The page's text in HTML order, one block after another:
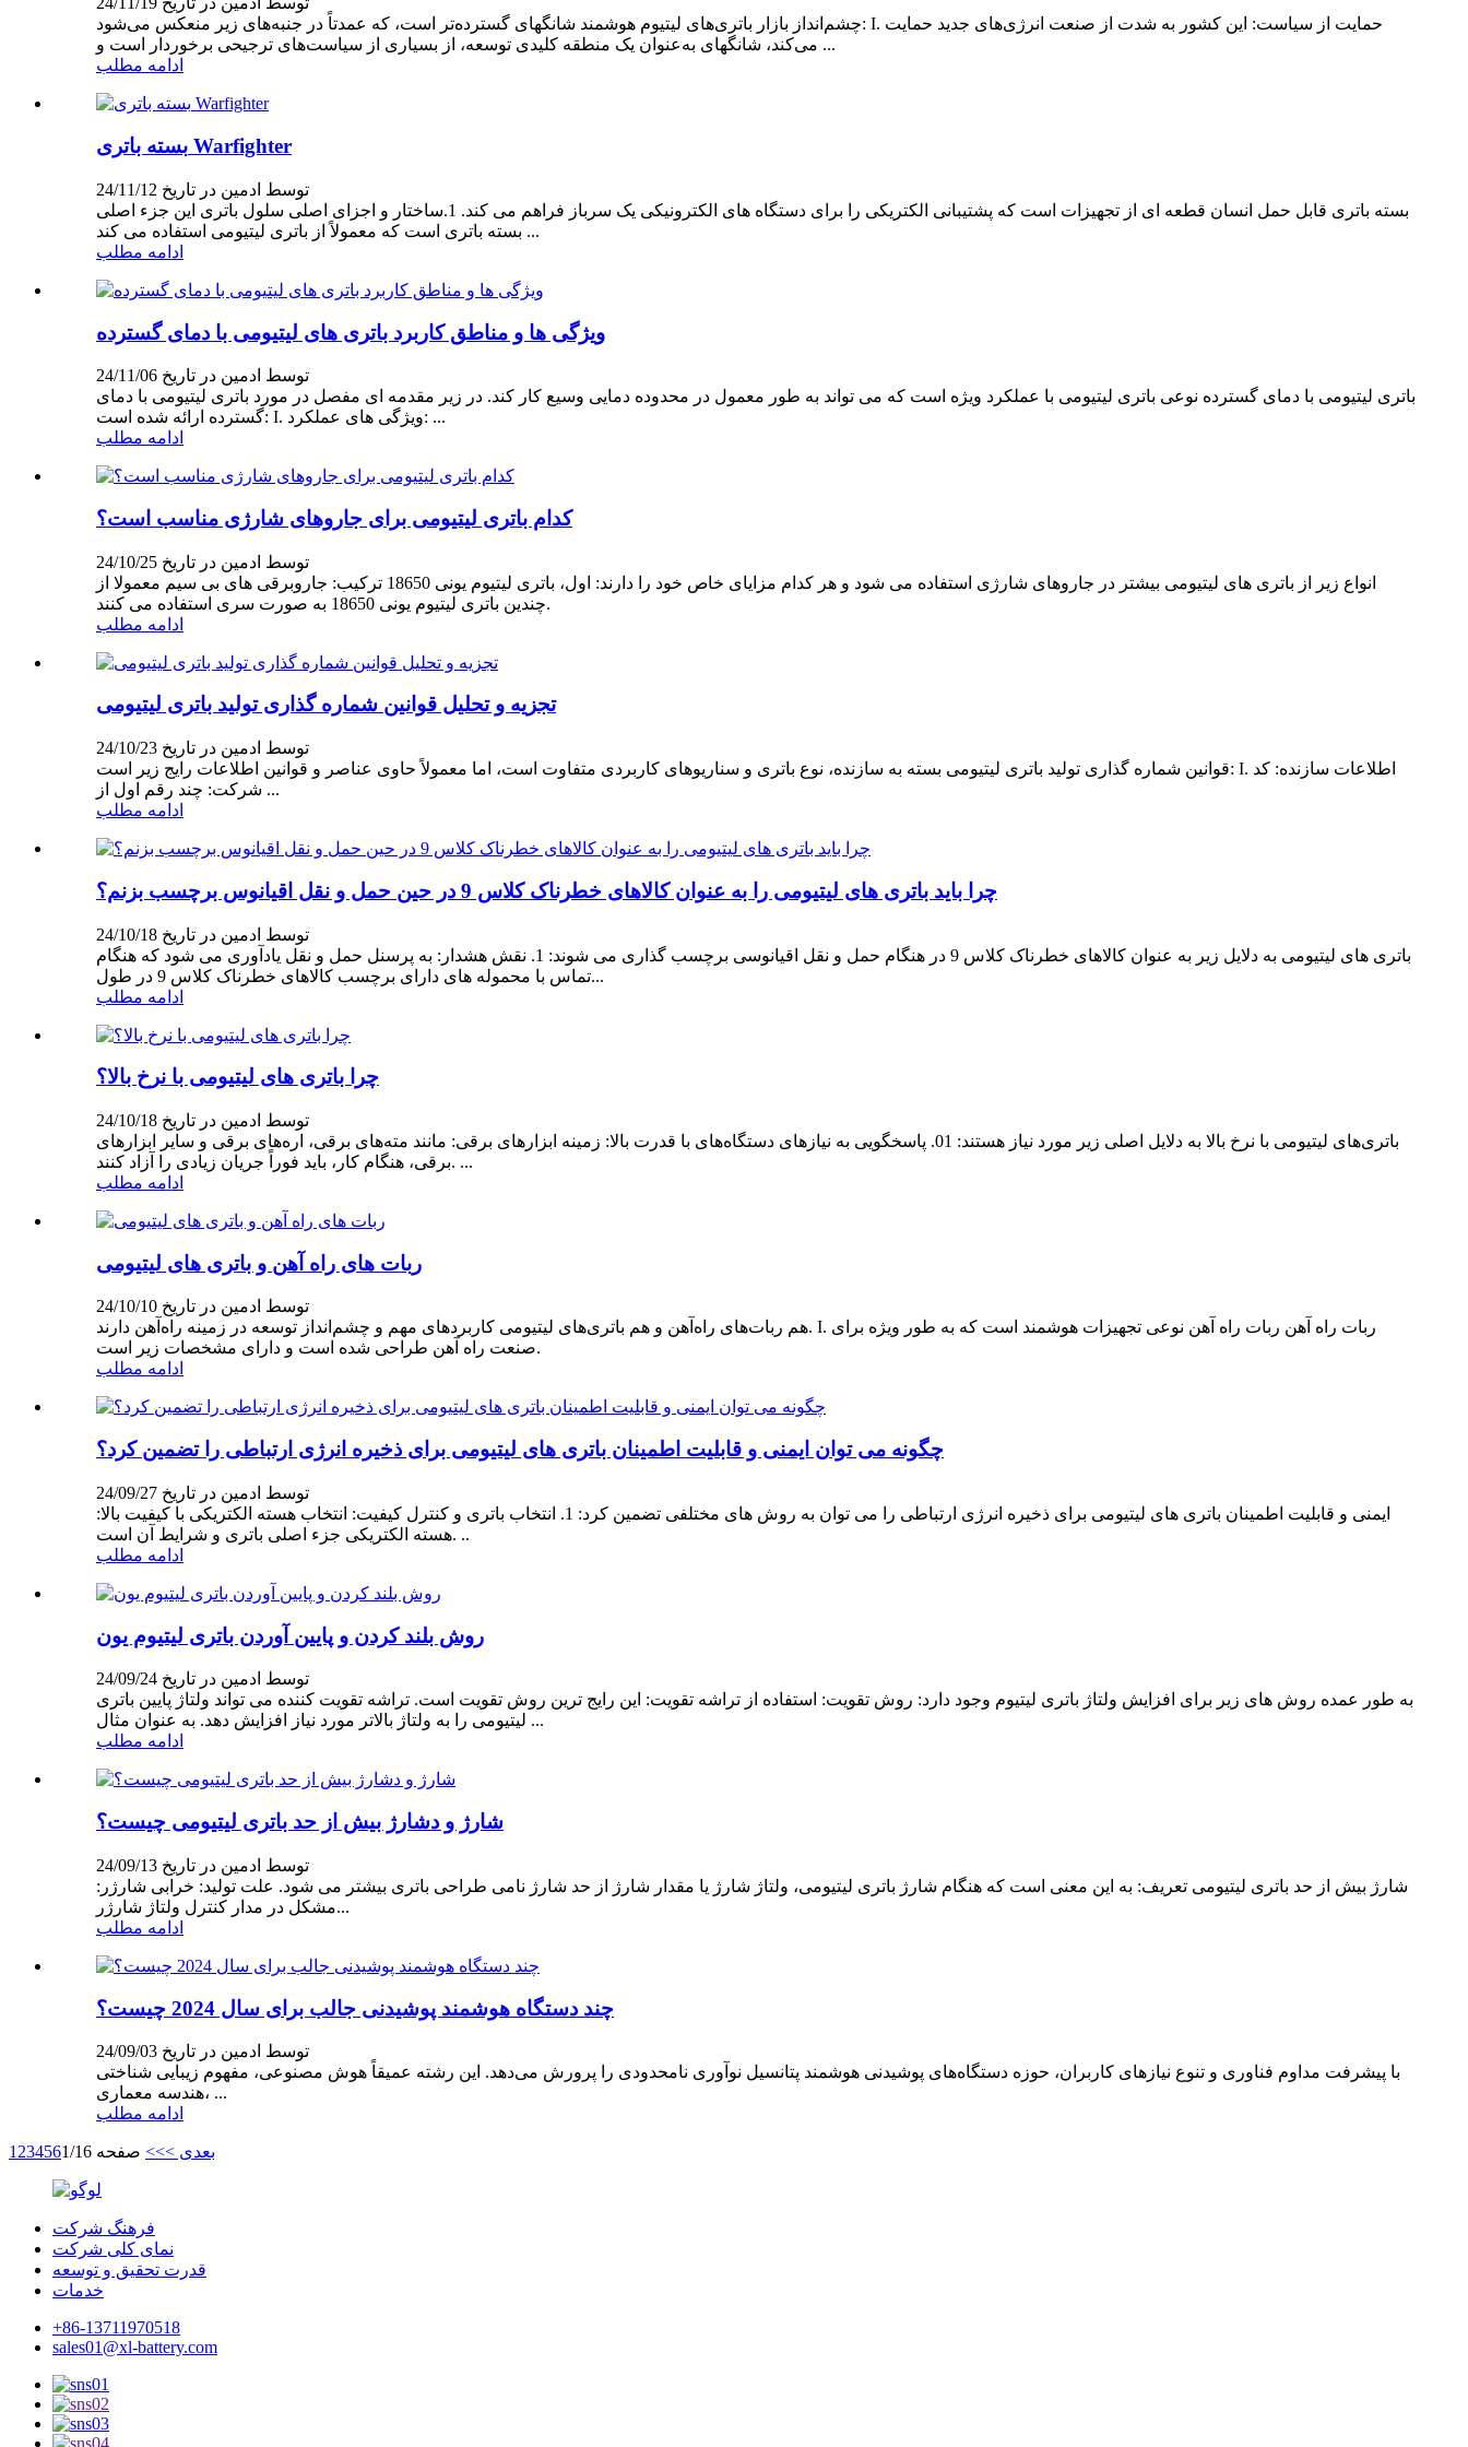
چشم‌انداز بازار باتری‌های لیتیوم هوشمند شانگهای گسترده‌تر است، که عمدتاً در جنبه‌های زیر منعکس می‌شود: I. حمایت از سیاست: این کشور به شدت از صنعت انرژی‌های جدید حمایت
می‌کند، شانگهای به‌عنوان یک منطقه کلیدی توسعه، از بسیاری از سیاست‌های ترجیحی برخوردار است و ...
ادامه مطلب
بسته باتری Warfighter
توسط ادمین در تاریخ 24/11/12
بسته باتری قابل حمل انسان قطعه ای از تجهیزات است که پشتیبانی الکتریکی را برای دستگاه های الکترونیکی یک سرباز فراهم می کند. 1.ساختار و اجزای اصلی سلول باتری این جزء اصلی
بسته باتری است که معمولاً از باتری لیتیومی استفاده می کند ...
ادامه مطلب
ویژگی ها و مناطق کاربرد باتری های لیتیومی با دمای گسترده
توسط ادمین در تاریخ 24/11/06
باتری لیتیومی با دمای گسترده نوعی باتری لیتیومی با عملکرد ویژه است که می تواند به طور معمول در محدوده دمایی وسیع کار کند. در زیر مقدمه ای مفصل در مورد باتری لیتیومی با دمای
گسترده ارائه شده است: I. ویژگی های عملکرد: ...
ادامه مطلب
کدام باتری لیتیومی برای جاروهای شارژی مناسب است؟
توسط ادمین در تاریخ 24/10/25
انواع زیر از باتری های لیتیومی بیشتر در جاروهای شارژی استفاده می شود و هر کدام مزایای خاص خود را دارند: اول، باتری لیتیوم یونی 18650 ترکیب: جاروبرقی های بی سیم معمولا از
چندین باتری لیتیوم یونی 18650 به صورت سری استفاده می کنند.
ادامه مطلب
تجزیه و تحلیل قوانین شماره گذاری تولید باتری لیتیومی
توسط ادمین در تاریخ 24/10/23
قوانین شماره گذاری تولید باتری لیتیومی بسته به سازنده، نوع باتری و سناریوهای کاربردی متفاوت است، اما معمولاً حاوی عناصر و قوانین اطلاعات رایج زیر است: I. اطلاعات سازنده: کد
شرکت: چند رقم اول از ...
ادامه مطلب
چرا باید باتری های لیتیومی را به عنوان کالاهای خطرناک کلاس 9 در حین حمل و نقل اقیانوس برچسب بزنم؟
توسط ادمین در تاریخ 24/10/18
باتری های لیتیومی به دلایل زیر به عنوان کالاهای خطرناک کلاس 9 در هنگام حمل و نقل اقیانوسی برچسب گذاری می شوند: 1. نقش هشدار: به پرسنل حمل و نقل یادآوری می شود که هنگام
تماس با محموله های دارای برچسب کالاهای خطرناک کلاس 9 در طول...
ادامه مطلب
چرا باتری های لیتیومی با نرخ بالا؟
توسط ادمین در تاریخ 24/10/18
باتری‌های لیتیومی با نرخ بالا به دلایل اصلی زیر مورد نیاز هستند: 01. پاسخگویی به نیازهای دستگاه‌های با قدرت بالا: زمینه ابزارهای برقی: مانند مته‌های برقی، اره‌های برقی و سایر ابزارهای
برقی، هنگام کار، باید فوراً جریان زیادی را آزاد کنند. ...
ادامه مطلب
ربات های راه آهن و باتری های لیتیومی
توسط ادمین در تاریخ 24/10/10
هم ربات‌های راه‌آهن و هم باتری‌های لیتیومی کاربردهای مهم و چشم‌انداز توسعه در زمینه راه‌آهن دارند. I. ربات راه آهن ربات راه آهن نوعی تجهیزات هوشمند است که به طور ویژه برای
صنعت راه آهن طراحی شده است و دارای مشخصات زیر است.
ادامه مطلب
چگونه می توان ایمنی و قابلیت اطمینان باتری های لیتیومی برای ذخیره انرژی ارتباطی را تضمین کرد؟
توسط ادمین در تاریخ 24/09/27
ایمنی و قابلیت اطمینان باتری های لیتیومی برای ذخیره انرژی ارتباطی را می توان به روش های مختلفی تضمین کرد: 1. انتخاب باتری و کنترل کیفیت: انتخاب هسته الکتریکی با کیفیت بالا:
هسته الکتریکی جزء اصلی باتری و شرایط آن است. ..
ادامه مطلب
روش بلند کردن و پایین آوردن باتری لیتیوم یون
توسط ادمین در تاریخ 24/09/24
به طور عمده روش های زیر برای افزایش ولتاژ باتری لیتیوم وجود دارد: روش تقویت: استفاده از تراشه تقویت: این رایج ترین روش تقویت است. تراشه تقویت کننده می تواند ولتاژ پایین باتری
لیتیومی را به ولتاژ بالاتر مورد نیاز افزایش دهد. به عنوان مثال ...
ادامه مطلب
شارژ و دشارژ بیش از حد باتری لیتیومی چیست؟
توسط ادمین در تاریخ 24/09/13
شارژ بیش از حد باتری لیتیومی تعریف: به این معنی است که هنگام شارژ باتری لیتیومی، ولتاژ شارژ یا مقدار شارژ از حد شارژ نامی طراحی باتری بیشتر می شود. علت تولید: خرابی شارژر:
مشکل در مدار کنترل ولتاژ شارژر...
ادامه مطلب
چند دستگاه هوشمند پوشیدنی جالب برای سال 2024 چیست؟
توسط ادمین در تاریخ 24/09/03
با پیشرفت مداوم فناوری و تنوع نیازهای کاربران، حوزه دستگاه‌های پوشیدنی هوشمند پتانسیل نوآوری نامحدودی را پرورش می‌دهد. این رشته عمیقاً هوش مصنوعی، مفهوم زیبایی شناختی
هندسه معماری، ...
ادامه مطلب
1 23456 بعدی >>> صفحه 1/16
فرهنگ شرکت
نمای کلی شرکت
قدرت تحقیق و توسعه
خدمات
+86-13711970518
sales01@xl-battery.com